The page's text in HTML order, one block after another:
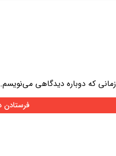
که دوباره دیدگاهی می‌نویسم.